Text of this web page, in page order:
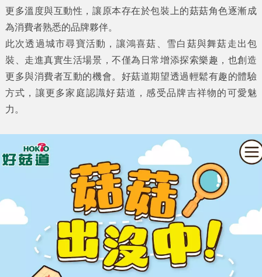
更多溫度與互動性，讓原本存在於包裝上的菇菇角色逐漸成
為消費者熟悉的品牌夥伴。
此次透過城市尋寶活動，讓鴻喜菇、雪白菇與舞菇走出包
裝、走進真實生活場景，不僅為日常增添探索樂趣，也創造
更多與消費者互動的機會。好菇道期望透過輕鬆有趣的體驗
方式，讓更多家庭認識好菇道，感受品牌吉祥物的可愛魅
力。